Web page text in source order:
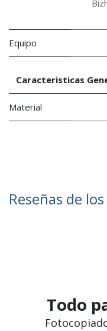
Equipo
Caracteristicas
Material
Reseñas de
Todo